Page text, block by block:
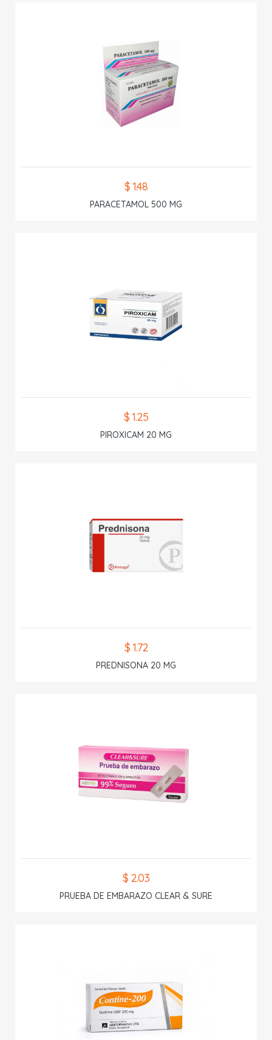
$ 1.48
PARACETAMOL 500 MG
$ 1.25
PIROXICAM 20 MG
$ 1.72
PREDNISONA 20 MG
$ 2.03
PRUEBA DE EMBARAZO CLEAR & SURE